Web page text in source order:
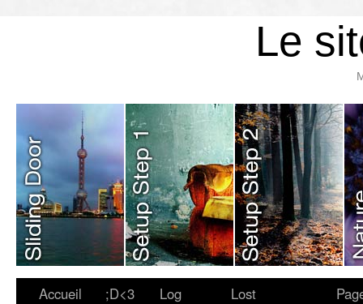
Le
Accueil ;D<3
Log
Lost